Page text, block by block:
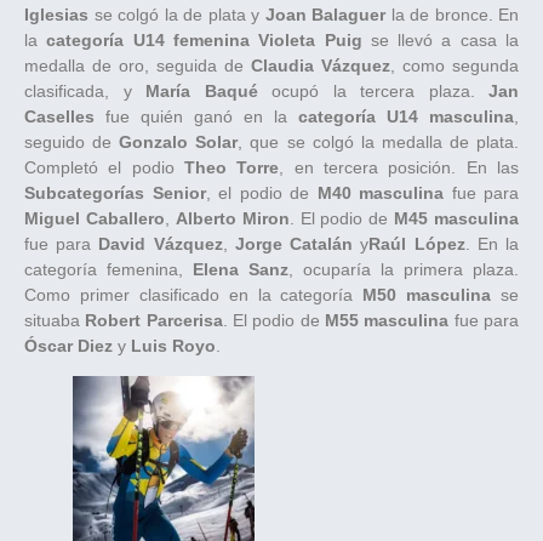
Iglesias se colgó la de plata y Joan Balaguerla de bronce. En
lacategoría U14 femenina Violeta Puig se llevó a casa la
medalla de oro, seguida de Claudia Vázquez , como segunda
clasificada, y María Baquéocupó la tercera plaza. Jan
Caselles fue quién ganó en la categoría U14 masculina
seguido deGonzalo Solar, que se colgó la medalla de plata.
Completó el podio Theo Torre , en tercera posición. En las
Subcategorías Senior, el podio de M40 masculina fue para
Miguel Caballero
Alberto Miron . El podio de M45 masculina
fue para David Vázquez, Jorge CatalányRaúl López. En la
categoría femenina, Elena Sanz , ocuparía la primera plaza.
Como primer clasificado en la categoría M50 masculina se
situaba Robert Parcerisa. El podio de M55 masculina fue para
Óscar Diez y Luis Royo